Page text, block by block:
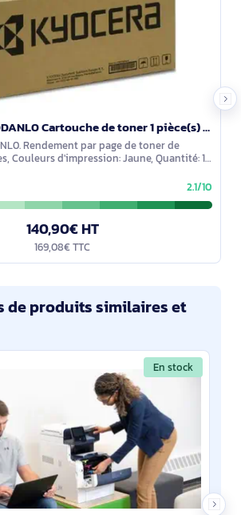
KYOCERA 1T0C0DANL0 Cartouche de toner 1 pièce(s) Original Jaune
Rendement par page de toner de
Couleurs d'impression: Jaune, Quantité: 1
2.1/10
140,90€ HT
169,08€ TTC
de produits similaires et
En stock